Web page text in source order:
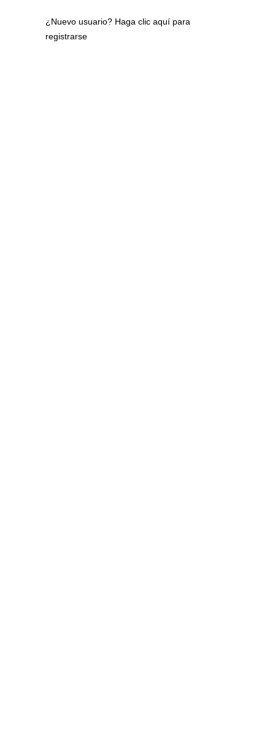
¿Nuevo usuario? Haga clic aquí para
registrarse